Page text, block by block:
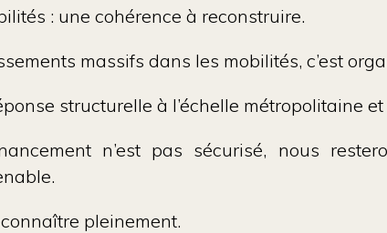
: une cohérence à reconstruire.
massifs dans les mobilités, c’est
structurelle à l’échelle métropolitaine
n’est pas sécurisé, nous
pleinement.